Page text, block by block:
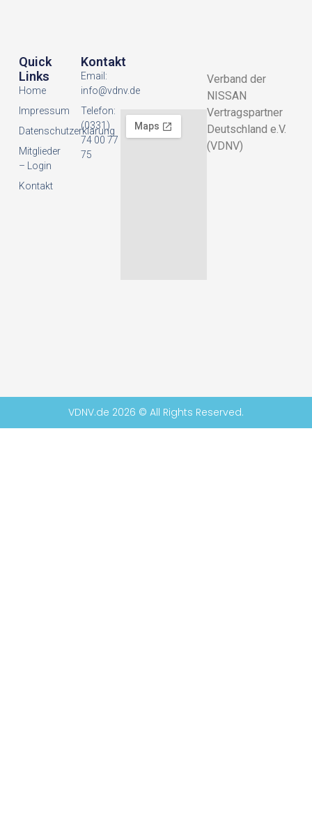
Verband der
NISSAN
Vertragspartner
Deutschland e.V.
(VDNV)
Quick
Links
Home
Impressum
Datenschutzerklarung
Mitglieder
– Login
Kontakt
Kontakt
Email:
info@vdnv.de
Telefon:
(0331)
74 00 77
75
VDNV.de 2026 © All Rights Reserved.